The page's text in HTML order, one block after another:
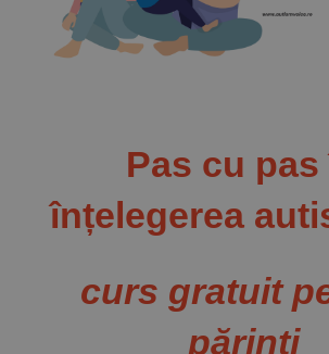
Implică-te
Magazin
Pas cu pas
înțelegerea
curs gratuit
părinți